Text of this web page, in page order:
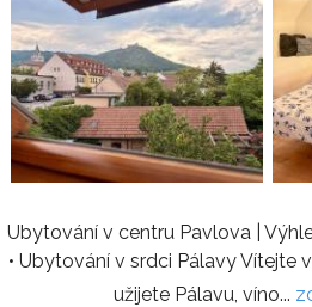
Ubytování v centru Pavlova |
• Ubytování v srdci Pálavy Vítejte
užijete Pálavu, víno...